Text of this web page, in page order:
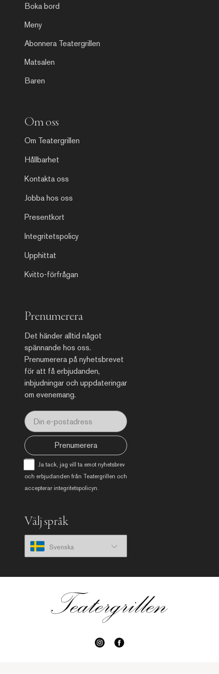
Boka bord
Meny
Abonnera Teatergrillen
Matsalen
Baren
Om oss
Om Teatergrillen
Hållbarhet
Kontakta oss
Jobba hos oss
Presentkort
Integritetspolicy
Upphittat
Kvitto-förfrågan
Prenumerera
Det händer alltid något
spännande hos oss.
Prenumerera på nyhetsbrevet
för att få erbjudanden,
inbjudningar och uppdateringar
om evenemang.
Ja tack, jag vill ta emot nyhetsbrev
och erbjudanden från Teatergrillen och
accepterar integritetspolicyn
Prenumerera
Välj språk
Svenska